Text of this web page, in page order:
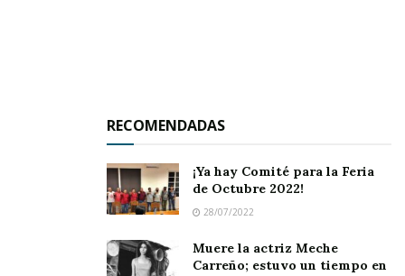
RECOMENDADAS
¡Ya hay Comité para la Feria
de Octubre 2022!
28/07/2022
Muere la actriz Meche
Carreño; estuvo un tiempo en